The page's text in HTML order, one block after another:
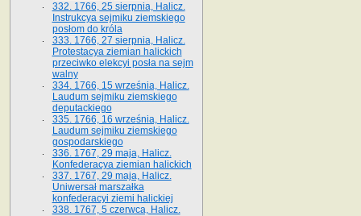
332. 1766, 25 sierpnia, Halicz.
Instrukcya sejmiku ziemskiego
posłom do króla
333. 1766, 27 sierpnia, Halicz.
Protestacya ziemian halickich
przeciwko elekcyi posła na sejm
walny
334. 1766, 15 września, Halicz.
Laudum sejmiku ziemskiego
deputackiego
335. 1766, 16 września, Halicz.
Laudum sejmiku ziemskiego
gospodarskiego
336. 1767, 29 maja, Halicz.
Konfederacya ziemian halickich
337. 1767, 29 maja, Halicz.
Uniwersał marszałka
konfederacyi ziemi halickiej
338. 1767, 5 czerwca, Halicz.